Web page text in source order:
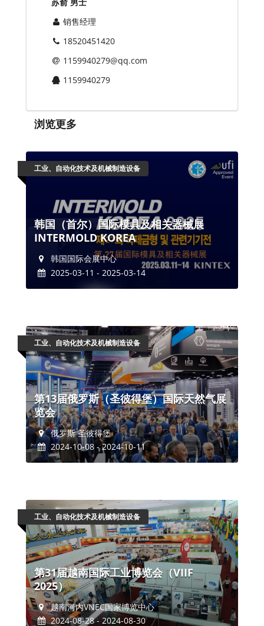
销售经理
18520451420
1159940279@qq.com
1159940279
浏览更多
工业、自动化技术及机械制造设备
韩国（首尔）国际模具及相关器械展
INTERMOLD KOREA
韩国国际会展中心
2025-03-11 - 2025-03-14
工业、自动化技术及机械制造设备
第13届俄罗斯（圣彼得堡）国际天然气展
览会
俄罗斯 圣彼得堡
2024-10-08 - 2024-10-11
工业、自动化技术及机械制造设备
第31届越南国际工业博览会（VIIF
2025）
越南河内VNEC国家博览中心
2024-08-28 - 2024-08-30